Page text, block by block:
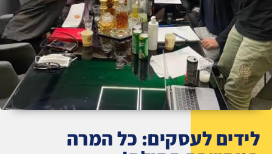
לידים לעסקים: כל המרה